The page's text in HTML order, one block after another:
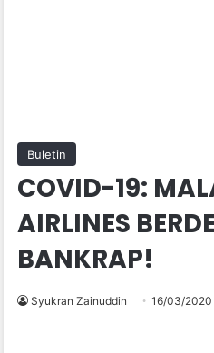
Buletin
COVID-19:
AIRLINES
BANKRAP!
Syukran Zainuddin 16/03/2020